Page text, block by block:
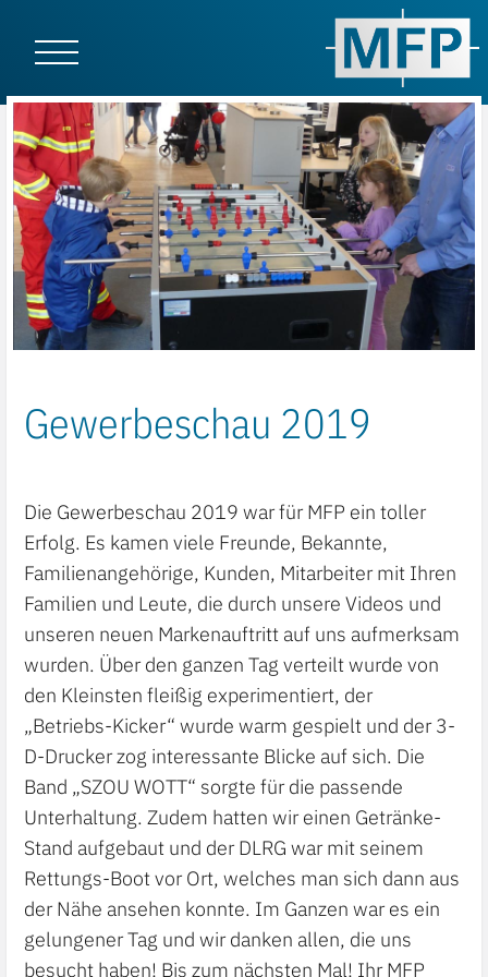
Gewerbeschau 2019
Die Gewerbeschau 2019 war für MFP ein toller
Erfolg. Es kamen viele Freunde, Bekannte,
Familienangehörige, Kunden, Mitarbeiter mit Ihren
Familien und Leute, die durch unsere Videos und
unseren neuen Markenauftritt auf uns aufmerksam
wurden. Über den ganzen Tag verteilt wurde von
den Kleinsten fleißig experimentiert, der
„Betriebs-Kicker“ wurde warm gespielt und der 3-
D-Drucker zog interessante Blicke auf sich. Die
Band „SZOU WOTT“ sorgte für die passende
Unterhaltung. Zudem hatten wir einen Getränke-
Stand aufgebaut und der DLRG war mit seinem
Rettungs-Boot vor Ort, welches man sich dann aus
der Nähe ansehen konnte. Im Ganzen war es ein
gelungener Tag und wir danken allen, die uns
besucht haben! Bis zum nächsten Mal! Ihr MFP